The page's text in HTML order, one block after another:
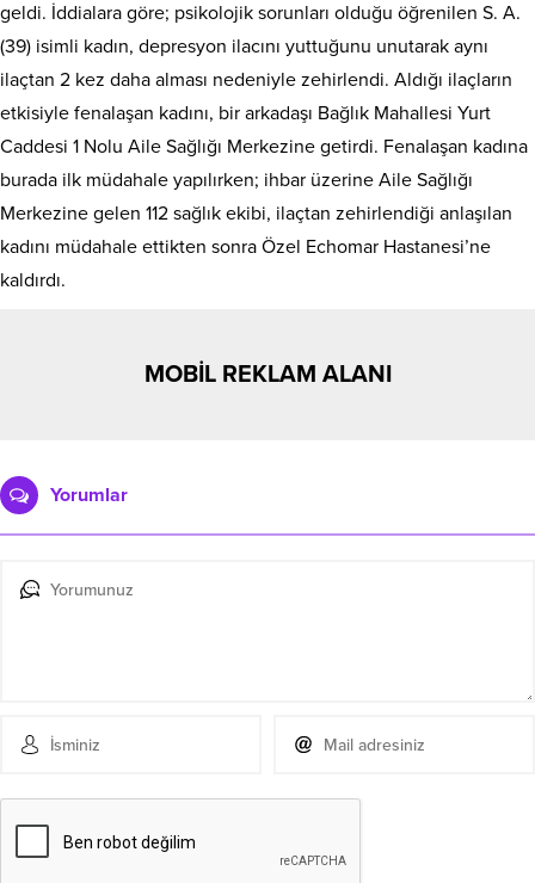
geldi. İddialara göre; psikolojik sorunları olduğu öğrenilen S. A.
(39) isimli kadın, depresyon ilacını yuttuğunu unutarak aynı
ilaçtan 2 kez daha alması nedeniyle zehirlendi. Aldığı ilaçların
etkisiyle fenalaşan kadını, bir arkadaşı Bağlık Mahallesi Yurt
Caddesi 1 Nolu Aile Sağlığı Merkezine getirdi. Fenalaşan kadına
burada ilk müdahale yapılırken; ihbar üzerine Aile Sağlığı
Merkezine gelen 112 sağlık ekibi, ilaçtan zehirlendiği anlaşılan
kadını müdahale ettikten sonra Özel Echomar Hastanesi’ne
kaldırdı.
MOBİL REKLAM ALANI
Yorumlar